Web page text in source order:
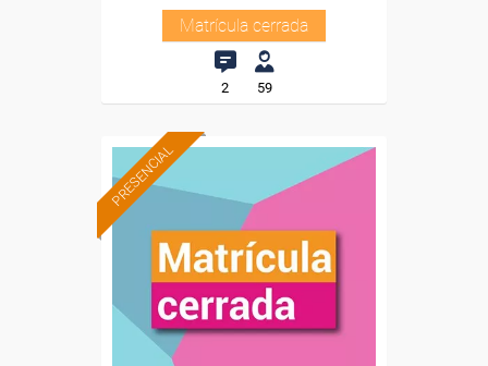
Matrícula cerrada
2 59
PRESENCIAL